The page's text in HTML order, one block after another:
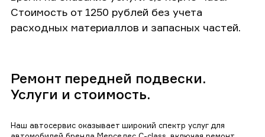
Стоимость от 1250 рублей без учета
расходных материаллов и запасных частей.
Ремонт передней подвески.
Услуги и стоимость.
Наш автосервис оказывает широкий спектр услуг для